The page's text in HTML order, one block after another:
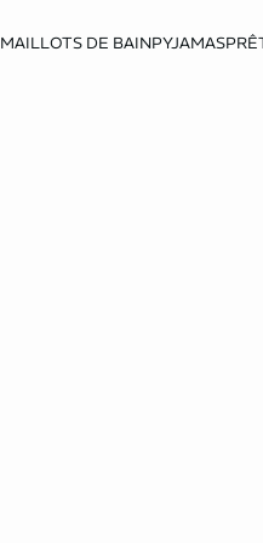
MAILLOTS DE BAINPYJAMAS